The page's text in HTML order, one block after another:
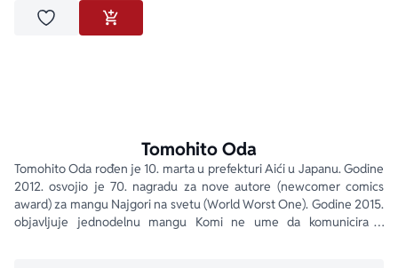
Dodaj u omiljeneDODAJ U KORPU
Tomohito Oda
Tomohito Oda rođen je 10. marta u prefekturi Aići u Japanu. Godine
2012. osvojio je 70. nagradu za nove autore (newcomer comics
award) za mangu Najgori na svetu (World Worst One). Godine 2015.
objavljuje jednodelnu mangu Komi ne ume da komunicira u